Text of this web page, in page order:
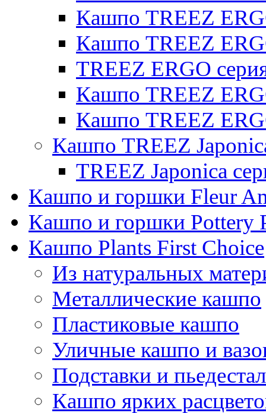
Кашпо TREEZ
Кашпо TREEZ
TREEZ ERGO
Кашпо TREEZ
Кашпо TREEZ
Кашпо TREEZ
TREEZ Japonica
Кашпо и горшки Fleur
Кашпо и горшки Pottery
Кашпо Plants First Choice
Из натуральных
Металлические кашпо
Пластиковые кашпо
Уличные кашпо и
Подставки и
Кашпо ярких